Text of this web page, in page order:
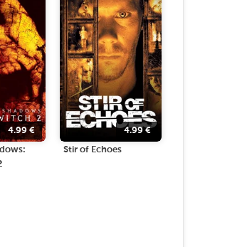
4.99 € 4.99€
Stir of Echoes